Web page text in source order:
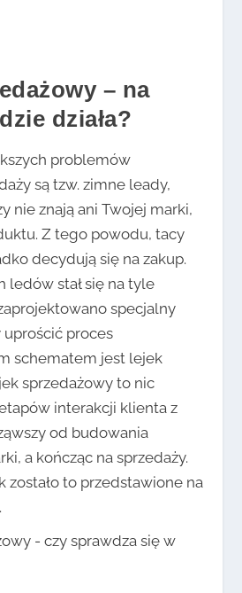
– na
działa?
problemów
są tzw. zimne leady,
nie znają ani Twojej marki,
Z tego powodu, tacy
decydują się na zakup.
ledów stał się na tyle
specjalny
proces
schematem jest lejek
sprzedażowy to nic
interakcji klienta z
od budowania
a kończąc na sprzedaży.
zostało to przedstawione na